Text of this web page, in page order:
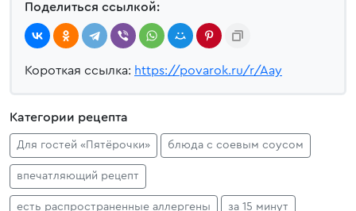
Поделиться ссылкой:
Короткая ссылка: https://povarok.ru/r/Aay
Категории рецепта
Для гостей «Пятёрочки» блюда с соевым соусом
впечатляющий рецепт
есть распространенные аллергены за 15 минут